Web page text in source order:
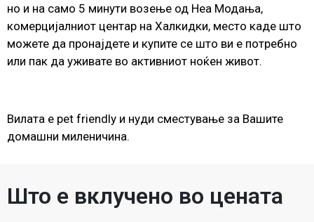
но и на само 5 минути возење од Неа Модања,
комерцијалниот центар на Халкидки, место каде што
можете да пронајдете и купите се што ви е потребно
или пак да уживате во активниот ноќен живот.
Вилата е pet friendly и нуди сместување за Вашите
домашни миленичина.
Што е вклучено во цената